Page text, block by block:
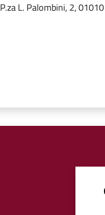
P.za L. Palombini, 2,